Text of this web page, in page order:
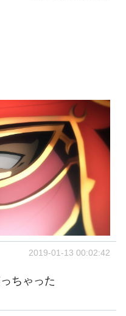
2019-01-13 00:02:42
ちゃった